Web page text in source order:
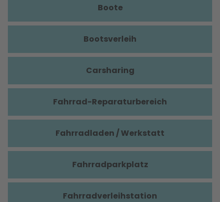
Boote
Bootsverleih
Carsharing
Fahrrad-Reparaturbereich
Fahrradladen / Werkstatt
Fahrradparkplatz
Fahrradverleihstation